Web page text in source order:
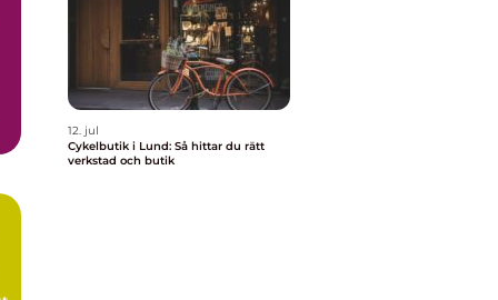
12. jul
Cykelbutik i Lund: Så hittar du rätt
verkstad och butik